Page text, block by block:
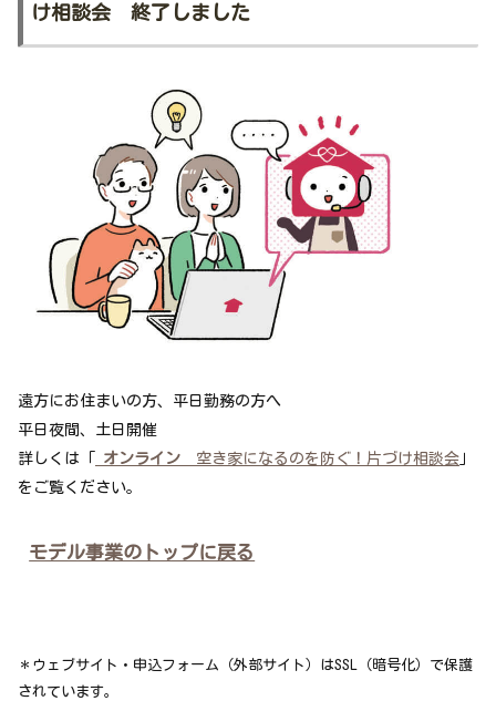
け相談会 終了しました
遠方にお住まいの方、平日勤務の方へ
平日夜間、土日開催
詳しくは「
オンライン 空き家になるのを防ぐ！片づけ相談会 」
をご覧ください。
モデル事業のトップに戻る
＊ウェブサイト・申込フォーム（外部サイト）はSSL（暗号化）で保護
されています。